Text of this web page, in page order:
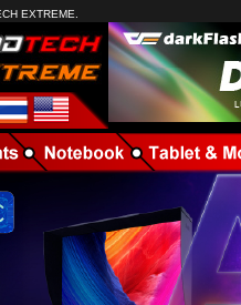
EXTREME.